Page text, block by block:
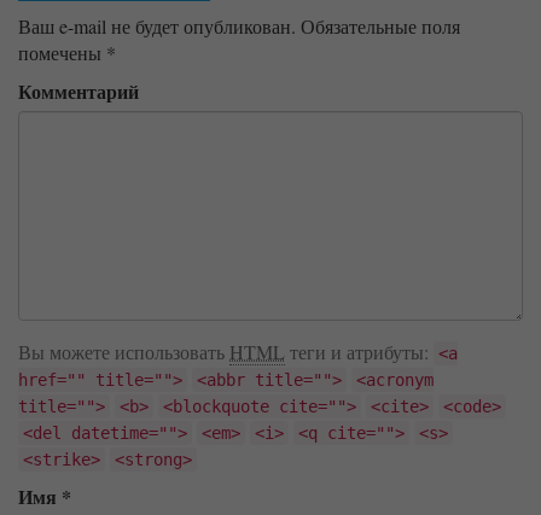
Ваш e-mail не будет опубликован. Обязательные поля
помечены *
Комментарий
Вы можете использовать HTML теги и атрибуты: <a
href="" title="">
<abbr title="">
<acronym
title="">
<b> <blockquote cite=""> <cite>
<code>
<del datetime="">
<em> <i> <q cite="">
<s>
<strike>
<strong>
Имя *